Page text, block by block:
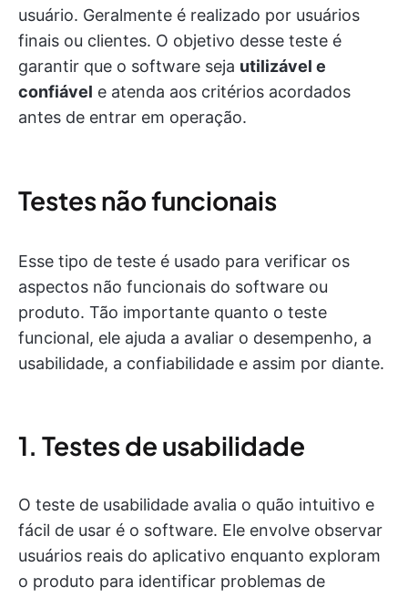
usuário. Geralmente é realizado por usuários
finais ou clientes. O objetivo desse teste é
garantir que o software seja utilizável e
confiável e atenda aos critérios acordados
antes de entrar em operação.
Testes não funcionais
Esse tipo de teste é usado para verificar os
aspectos não funcionais do software ou
produto. Tão importante quanto o teste
funcional, ele ajuda a avaliar o desempenho, a
usabilidade, a confiabilidade e assim por diante.
1. Testes de usabilidade
O teste de usabilidade avalia o quão intuitivo e
fácil de usar é o software. Ele envolve observar
usuários reais do aplicativo enquanto exploram
o produto para identificar problemas de